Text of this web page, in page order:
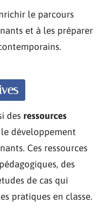
le parcours
et à les préparer
des ressources
développement
Ces ressources
des
de cas qui
pratiques en classe.